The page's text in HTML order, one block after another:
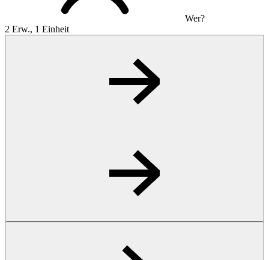
Wer?
2 Erw., 1 Einheit